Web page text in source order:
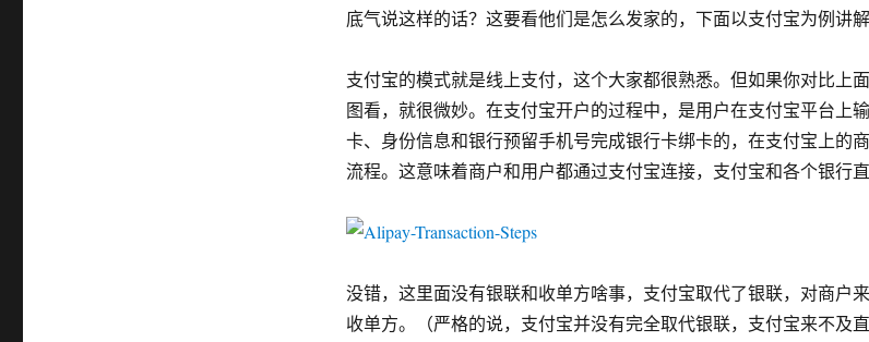
底气说这样的话？这要看他们是怎么发家的，下面以支付宝为例讲解
支付宝的模式就是线上支付，这个大家都很熟悉。但如果你对比上
图看，就很微妙。在支付宝开户的过程中，是用户在支付宝平台上
卡、身份信息和银行预留手机号完成银行卡绑卡的，在支付宝上的
流程。这意味着商户和用户都通过支付宝连接，支付宝和各个银行直
没错，这里面没有银联和收单方啥事，支付宝取代了银联，对商户
收单方。（严格的说，支付宝并没有完全取代银联，支付宝来不及